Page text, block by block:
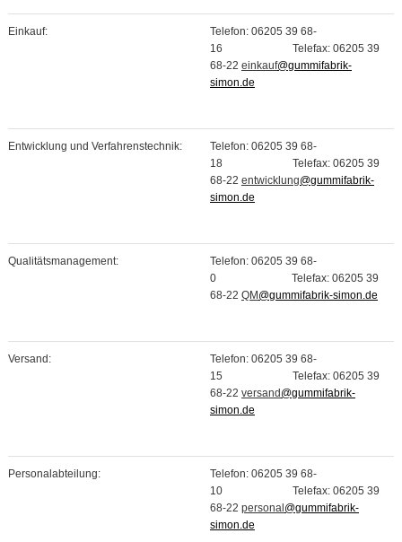
Einkauf:
Telefon: 06205 39 68-
16 Telefax: 06205 39
68-22 einkauf@gummifabrik-
simon.de
Entwicklung und Verfahrenstechnik:
Telefon: 06205 39 68-
18 Telefax: 06205 39
68-22 entwicklung@gummifabrik-
simon.de
Qualitätsmanagement:
Telefon: 06205 39 68-
0 Telefax: 06205 39
68-22 QM@gummifabrik-simon.de
Versand:
Telefon: 06205 39 68-
15 Telefax: 06205 39
68-22 versand@gummifabrik-
simon.de
Personalabteilung:
Telefon: 06205 39 68-
10 Telefax: 06205 39
68-22 personal@gummifabrik-
simon.de